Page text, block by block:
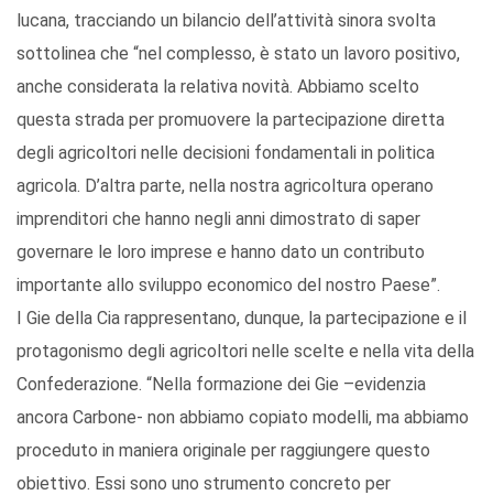
lucana, tracciando un bilancio dell’attività sinora svolta
sottolinea che “nel complesso, è stato un lavoro positivo,
anche considerata la relativa novità. Abbiamo scelto
questa strada per promuovere la partecipazione diretta
degli agricoltori nelle decisioni fondamentali in politica
agricola. D’altra parte, nella nostra agricoltura operano
imprenditori che hanno negli anni dimostrato di saper
governare le loro imprese e hanno dato un contributo
importante allo sviluppo economico del nostro Paese”.
I Gie della Cia rappresentano, dunque, la partecipazione e il
protagonismo degli agricoltori nelle scelte e nella vita della
Confederazione. “Nella formazione dei Gie –evidenzia
ancora Carbone- non abbiamo copiato modelli, ma abbiamo
proceduto in maniera originale per raggiungere questo
obiettivo. Essi sono uno strumento concreto per